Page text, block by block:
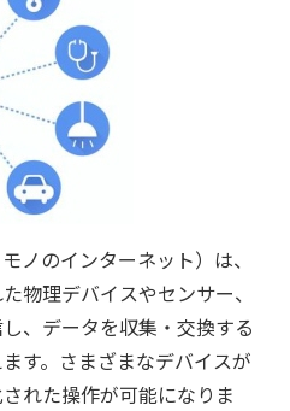
のインターネット）は、
物理デバイスやセンサー、
、データを収集・交換する
す。さまざまなデバイスが
れた操作が可能になりま